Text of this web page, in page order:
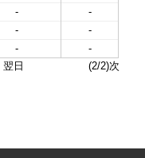
-
-
-
-
-
-
翌日 (2/2)次